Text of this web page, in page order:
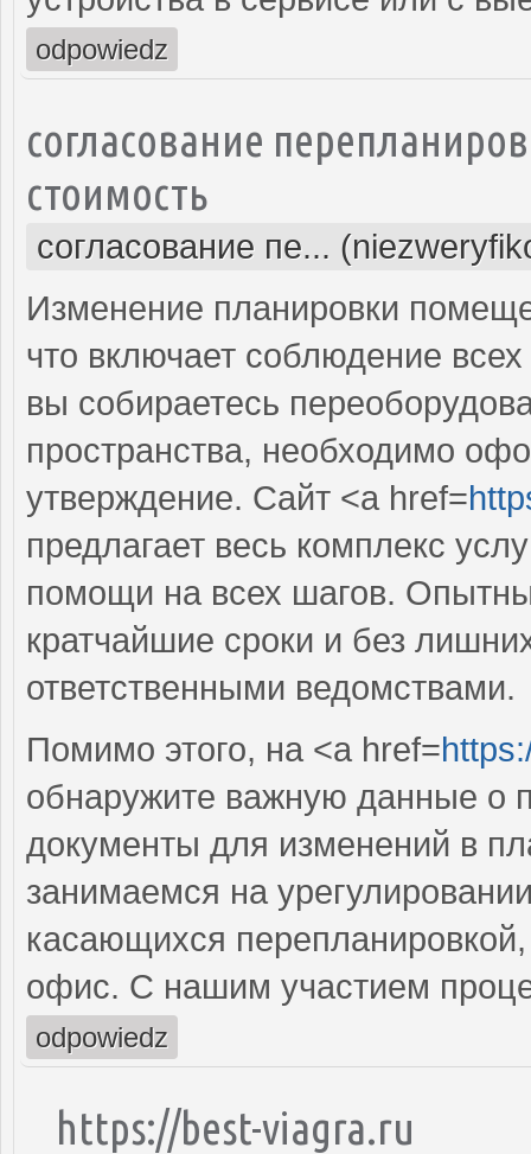
odpowiedz
согласование
стоимость
согласование пе...
Изменение планировки
что включает соблюдение
вы собираетесь
пространства, необходимо
утверждение. Сайт <a href=
предлагает весь комплекс
помощи на всех шагов.
кратчайшие сроки и без
ответственными ведомствами.
Помимо этого, на <a href=
обнаружите важную данные о
документы для изменений в
занимаемся на
касающихся перепланировкой,
офис. С нашим участием
odpowiedz
https://best-viagra.ru